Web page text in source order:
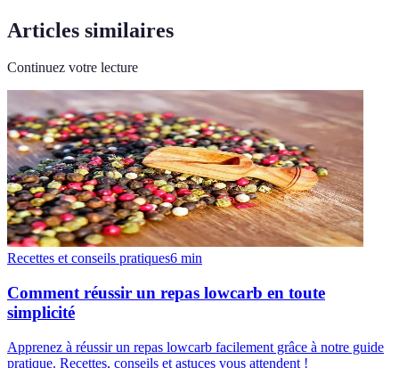
Articles similaires
Continuez votre lecture
Recettes et conseils pratiques6 min
Comment réussir un repas lowcarb en toute
simplicité
Apprenez à réussir un repas lowcarb facilement grâce à notre guide
pratique. Recettes, conseils et astuces vous attendent !